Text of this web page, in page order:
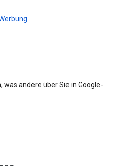
was andere über Sie in Google-